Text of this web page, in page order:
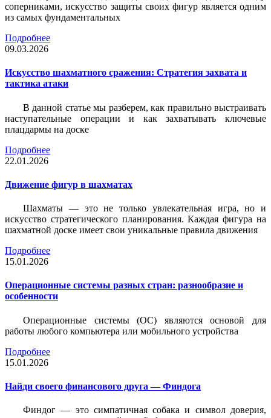
соперниками, искусство защиты своих фигур является одним
из самых фундаментальных
Подробнее
09.03.2026
Искусство шахматного сражения: Стратегия захвата и
тактика атаки
В данной статье мы разберем, как правильно выстраивать
наступательные операции и как захватывать ключевые
плацдармы на доске
Подробнее
22.01.2026
Движение фигур в шахматах
Шахматы — это не только увлекательная игра, но и
искусство стратегического планирования. Каждая фигура на
шахматной доске имеет свои уникальные правила движения
Подробнее
15.01.2026
Операционные системы разных стран: разнообразие и
особенности
Операционные системы (ОС) являются основой для
работы любого компьютера или мобильного устройства
Подробнее
15.01.2026
Найди своего финансового друга — Финдога
Финдог — это симпатичная собака и символ доверия,